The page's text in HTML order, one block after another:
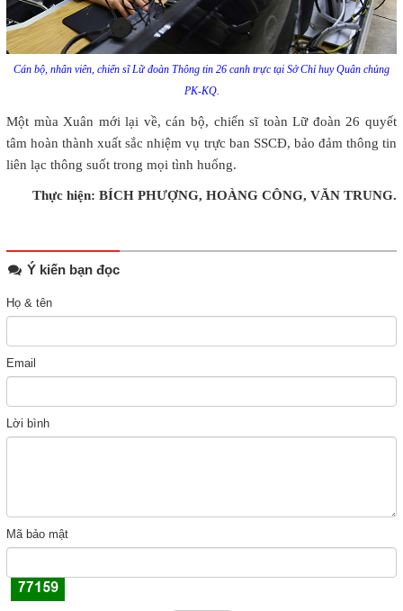
Cán bộ, nhân viên, chiến sĩ Lữ đoàn Thông tin 26 canh trực tại Sở Chỉ huy Quân chủng
PK-KQ.
Một mùa Xuân mới lại về, cán bộ, chiến sĩ toàn Lữ đoàn 26 quyết
tâm hoàn thành xuất sắc nhiệm vụ trực ban SSCĐ, bảo đảm thông tin
liên lạc thông suốt trong mọi tình huống.
Thực hiện: BÍCH PHƯỢNG, HOÀNG CÔNG, VĂN TRUNG.
Ý kiến bạn đọc
Họ & tên
Email
Lời bình
Mã bảo mật